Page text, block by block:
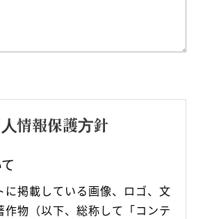
情報保護⽅針
に掲載している画像、ロゴ、文
作物（以下、総称して「コンテ